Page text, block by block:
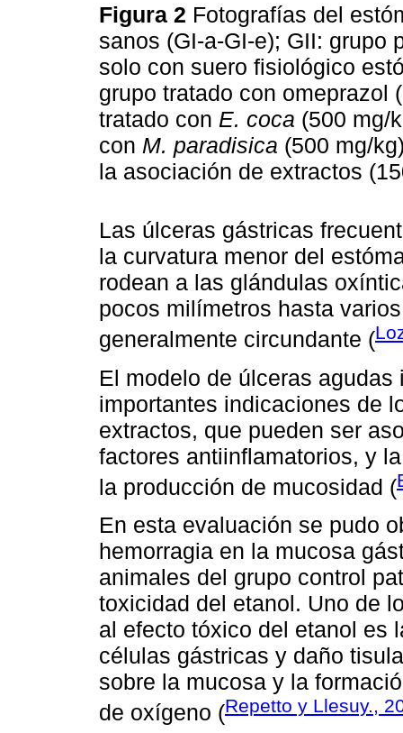
Figura 2 Fotografías del
sanos (GI-a-GI-e); GII: grupo
solo con suero fisiológico
grupo tratado con omeprazol
tratado con E. coca (500 mg/
con M. paradisica (500 mg/
la asociación de extractos
Las úlceras gástricas
la curvatura menor del
rodean a las glándulas
pocos milímetros hasta
generalmente circundante (
El modelo de úlceras
importantes indicaciones de
extractos, que pueden ser
factores antiinflamatorios, y
la producción de mucosidad (
En esta evaluación se pudo
hemorragia en la mucosa
animales del grupo control
toxicidad del etanol. Uno de
al efecto tóxico del etanol es
células gástricas y daño
sobre la mucosa y la
de oxígeno (Repetto y Llesuy.,